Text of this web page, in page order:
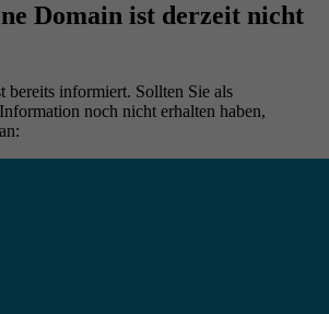
Domain ist derzeit nicht
bereits informiert. Sollten Sie als
noch nicht erhalten haben,